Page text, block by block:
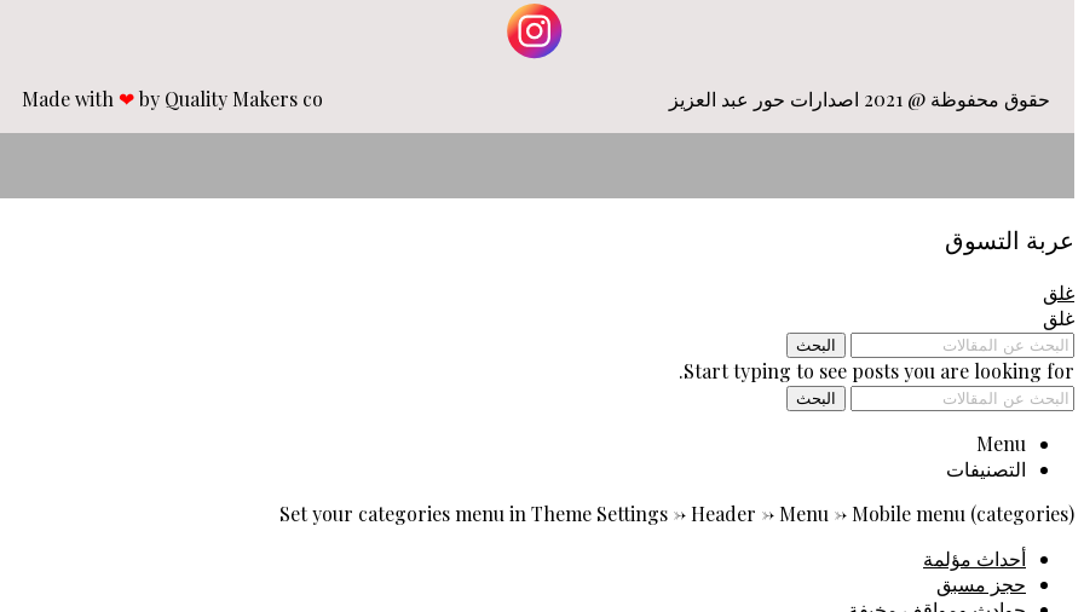
حقوق محفوظة @ 2021 اصدارات حور عبد العزيز Made with ❤by Quality Makers co​​
عربة التسوق
غلق
غلق
البحث
Start typing to see posts you are looking for.
البحث
Menu
التصنيفات
Set your categories menu in Theme Settings -> Header -> Menu -> Mobile menu (categories)
أحداث مؤلمة
حجز مسبق